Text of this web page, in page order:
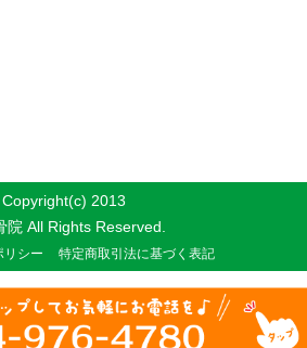
Copyright(c) 2013
院 All Rights Reserved.
リシー 特定商取引法に基づく表記